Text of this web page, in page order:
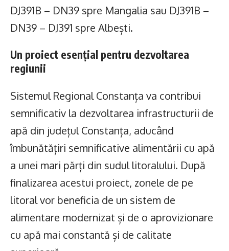
DJ391B – DN39 spre Mangalia sau DJ391B –
DN39 – DJ391 spre Albești.
Un proiect esențial pentru dezvoltarea
regiunii
Sistemul Regional Constanța va contribui
semnificativ la dezvoltarea infrastructurii de
apă din județul Constanța, aducând
îmbunătățiri semnificative alimentării cu apă
a unei mari părți din sudul litoralului. După
finalizarea acestui proiect, zonele de pe
litoral vor beneficia de un sistem de
alimentare modernizat și de o aprovizionare
cu apă mai constantă și de calitate